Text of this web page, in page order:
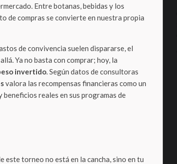
Entre botanas, bebidas y los
de compras se convierte en nuestra propia
de convivencia suelen dispararse, el
Ya no basta con comprar; hoy, la
invertido. Según datos de consultoras
valora las recompensas financieras como un
reales en sus programas de
este torneo no está en la cancha, sino en tu